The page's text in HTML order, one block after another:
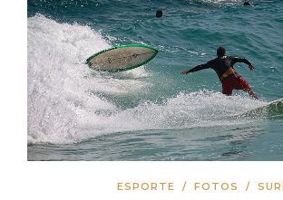
ESPORTE / FOTOS /